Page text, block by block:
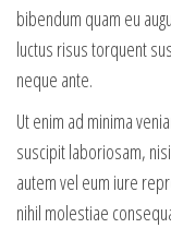
bibendum quam eu
luctus risus torquent
neque ante.
Ut enim ad minima
suscipit laboriosam,
autem vel eum iure
nihil molestiae